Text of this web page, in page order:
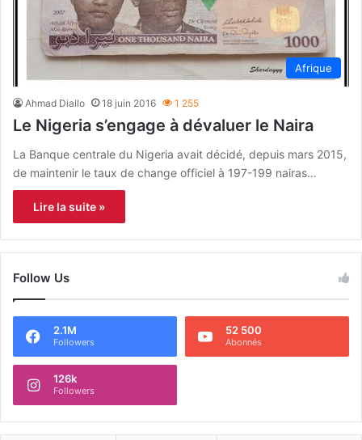
Afrique
Ahmad Diallo 18 juin 2016 1 255
Le Nigeria s’engage à dévaluer le Naira
La Banque centrale du Nigeria avait décidé, depuis mars 2015,
de maintenir le taux de change officiel à 197-199 nairas…
Lire la suite »
Follow Us
2.1M
Followers
52 500
Abonnés
126k
Followers